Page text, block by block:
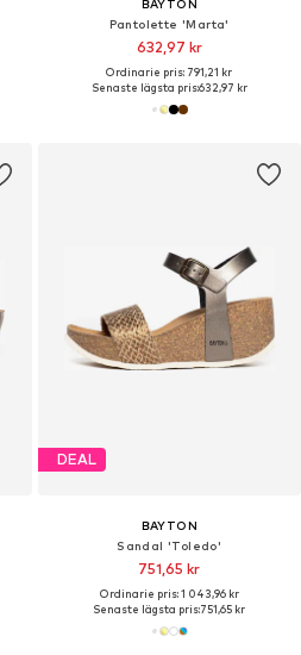
BAYTON
Pantolette 'Marta'
632,97 kr
Ordinarie pris: 791,21 kr
Senaste lägsta pris:632,97 kr
DEAL
BAYTON
Sandal 'Toledo'
751,65 kr
Ordinarie pris: 1 043,96 kr
Senaste lägsta pris:751,65 kr